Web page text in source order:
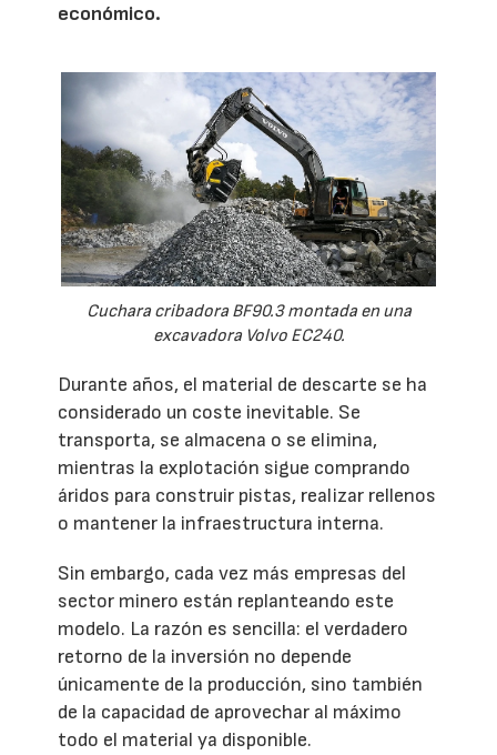
económico.
Cuchara cribadora BF90.3 montada en una
excavadora Volvo EC240.
Durante años, el material de descarte se ha
considerado un coste inevitable. Se
transporta, se almacena o se elimina,
mientras la explotación sigue comprando
áridos para construir pistas, realizar rellenos
o mantener la infraestructura interna.
Sin embargo, cada vez más empresas del
sector minero están replanteando este
modelo. La razón es sencilla: el verdadero
retorno de la inversión no depende
únicamente de la producción, sino también
de la capacidad de aprovechar al máximo
todo el material ya disponible.